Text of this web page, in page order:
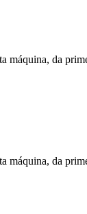
máquina, da
máquina, da